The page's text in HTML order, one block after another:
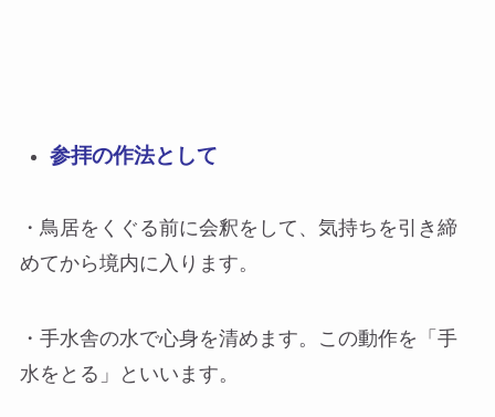
参拝の作法として
・鳥居をくぐる前に会釈をして、気持ちを引き締
めてから境内に入ります。
・手水舎の水で心身を清めます。この動作を「手
水をとる」といいます。